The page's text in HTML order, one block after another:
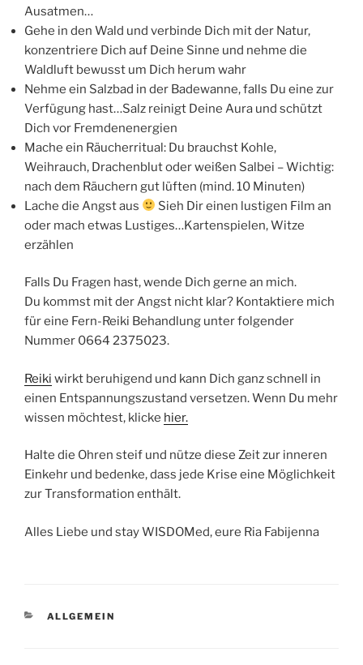
Ausatmen…
Gehe in den Wald und verbinde Dich mit der Natur,
konzentriere Dich auf Deine Sinne und nehme die
Waldluft bewusst um Dich herum wahr
Nehme ein Salzbad in der Badewanne, falls Du eine zur
Verfügung hast…Salz reinigt Deine Aura und schützt
Dich vor Fremdenenergien
Mache ein Räucherritual: Du brauchst Kohle,
Weihrauch, Drachenblut oder weißen Salbei – Wichtig:
nach dem Räuchern gut lüften (mind. 10 Minuten)
Lache die Angst aus
Sieh Dir einen lustigen Film an
oder mach etwas Lustiges…Kartenspielen, Witze
erzählen
Falls Du Fragen hast, wende Dich gerne an mich.
Du kommst mit der Angst nicht klar? Kontaktiere mich
für eine Fern-Reiki Behandlung unter folgender
Nummer 0664 2375023.
Reiki wirkt beruhigend und kann Dich ganz schnell in
einen Entspannungszustand versetzen. Wenn Du mehr
wissen möchtest, klicke hier.
Halte die Ohren steif und nütze diese Zeit zur inneren
Einkehr und bedenke, dass jede Krise eine Möglichkeit
zur Transformation enthält.
Alles Liebe und stay WISDOMed, eure Ria Fabijenna
KATEGORIEN
ALLGEMEIN